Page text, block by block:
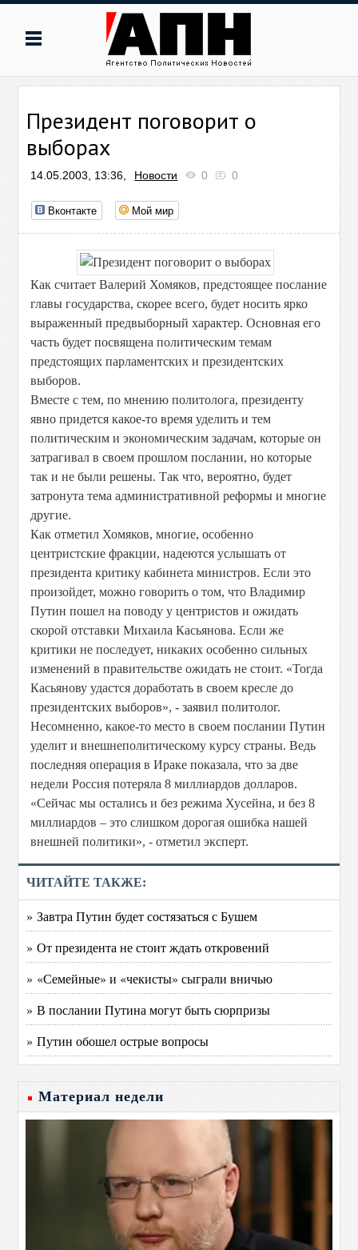
Президент поговорит о
выборах
14.05.2003, 13:36, Новости 0 0
Вконтакте Мой мир
Как считает Валерий Хомяков, предстоящее послание
главы государства, скорее всего, будет носить ярко
выраженный предвыборный характер. Основная его
часть будет посвящена политическим темам
предстоящих парламентских и президентских
выборов.
Вместе с тем, по мнению политолога, президенту
явно придется какое-то время уделить и тем
политическим и экономическим задачам, которые он
затрагивал в своем прошлом послании, но которые
так и не были решены. Так что, вероятно, будет
затронута тема административной реформы и многие
другие.
Как отметил Хомяков, многие, особенно
центристские фракции, надеются услышать от
президента критику кабинета министров. Если это
произойдет, можно говорить о том, что Владимир
Путин пошел на поводу у центристов и ожидать
скорой отставки Михаила Касьянова. Если же
критики не последует, никаких особенно сильных
изменений в правительстве ожидать не стоит. «Тогда
Касьянову удастся доработать в своем кресле до
президентских выборов», - заявил политолог.
Несомненно, какое-то место в своем послании Путин
уделит и внешнеполитическому курсу страны. Ведь
последняя операция в Ираке показала, что за две
недели Россия потеряла 8 миллиардов долларов.
«Сейчас мы остались и без режима Хусейна, и без 8
миллиардов – это слишком дорогая ошибка нашей
внешней политики», - отметил эксперт.
ЧИТАЙТЕ ТАКЖЕ:
» Завтра Путин будет состязаться с Бушем
» От президента не стоит ждать откровений
» «Семейные» и «чекисты» сыграли вничью
» В послании Путина могут быть сюрпризы
» Путин обошел острые вопросы
Материал недели